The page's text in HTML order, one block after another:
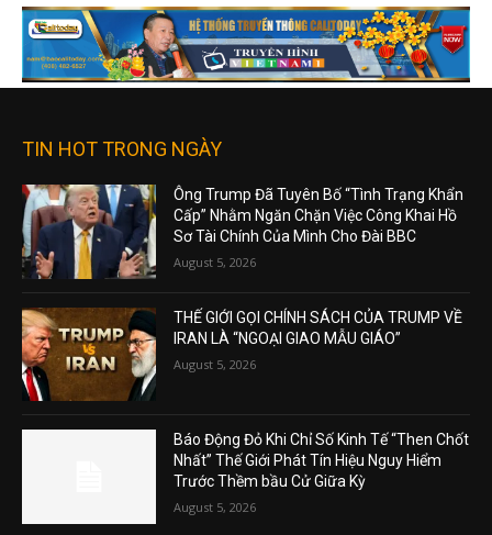
TIN HOT TRONG NGÀY
Ông Trump Đã Tuyên Bố “Tình Trạng Khẩn
Cấp” Nhằm Ngăn Chặn Việc Công Khai Hồ
Sơ Tài Chính Của Mình Cho Đài BBC
August 5, 2026
THẾ GIỚI GỌI CHÍNH SÁCH CỦA TRUMP VỀ
IRAN LÀ “NGOẠI GIAO MẪU GIÁO”
August 5, 2026
Báo Động Đỏ Khi Chỉ Số Kinh Tế “Then Chốt
Nhất” Thế Giới Phát Tín Hiệu Nguy Hiểm
Trước Thềm bầu Cử Giữa Kỳ
August 5, 2026